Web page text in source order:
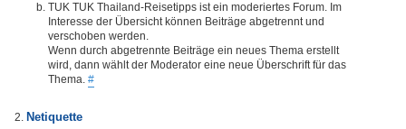
TUK TUK Thailand-Reisetipps ist ein moderiertes Forum. Im
Interesse der Übersicht können Beiträge abgetrennt und
verschoben werden.
Wenn durch abgetrennte Beiträge ein neues Thema erstellt
wird, dann wählt der Moderator eine neue Überschrift für das
Thema. #
Netiquette